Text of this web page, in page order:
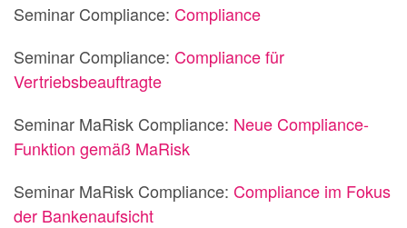
Seminar Compliance: Compliance
Seminar Compliance: Compliance für
Vertriebsbeauftragte
Seminar MaRisk Compliance: Neue Compliance-
Funktion gemäß MaRisk
Seminar MaRisk Compliance: Compliance im Fokus
der Bankenaufsicht